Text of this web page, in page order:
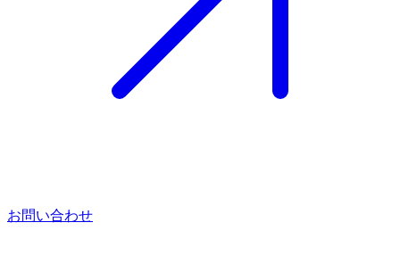
お問い合わせ